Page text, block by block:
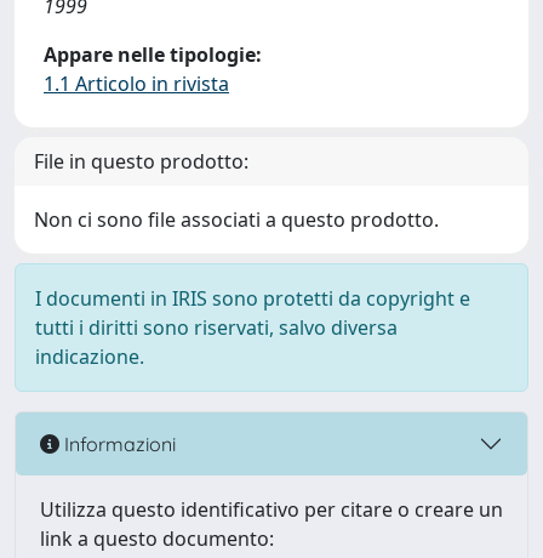
1999
Appare nelle tipologie:
1.1 Articolo in rivista
File in questo prodotto:
Non ci sono file associati a questo prodotto.
I documenti in IRIS sono protetti da copyright e
tutti i diritti sono riservati, salvo diversa
indicazione.
Informazioni
Utilizza questo identificativo per citare o creare un
link a questo documento: